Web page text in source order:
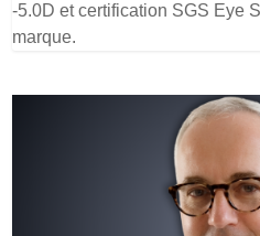
-5.0D et certification SGS Eye
marque.